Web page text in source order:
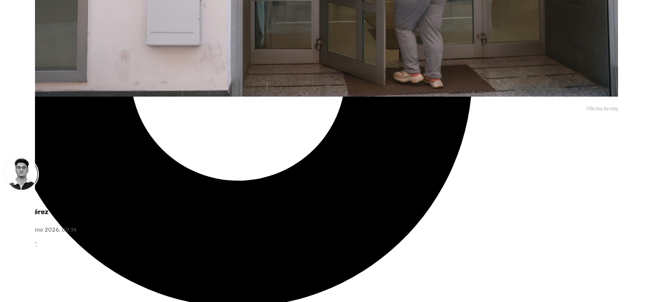
Oficina de empleo en Sevilla.
Ignacio Pérez
martes, 2 junio 2026, 09:34
Compartir: